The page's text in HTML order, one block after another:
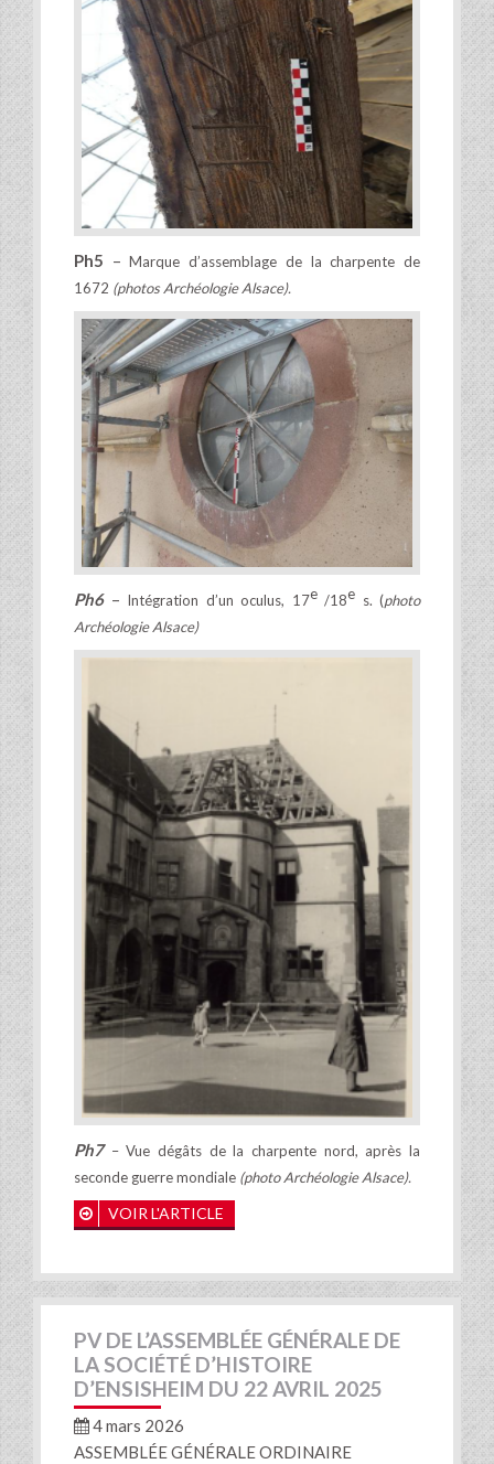
Ph5 –Marque d’assemblage de la charpente de
1672 (photos Archéologie Alsace).
Ph6– Intégration d’un oculus, 17e/18e s. (photo
Archéologie Alsace)
Ph7 – Vue dégâts de la charpente nord, après la
seconde guerre mondiale (photo Archéologie Alsace).
VOIR L'ARTICLE
PV DE L’ASSEMBLÉE GÉNÉRALE DE
LA SOCIÉTÉ D’HISTOIRE
D’ENSISHEIM DU 22 AVRIL 2025
4 mars 2026
ASSEMBLÉE GÉNÉRALE ORDINAIRE